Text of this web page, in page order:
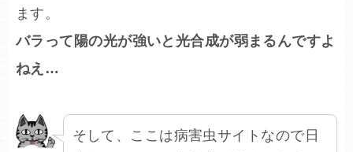
ます。
バラって陽の光が強いと光合成が弱まるんですよ
ねえ…
そして、ここは病害虫サイトなので日